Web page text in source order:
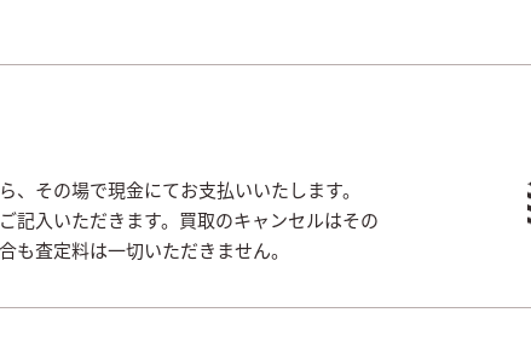
その場で現金にてお支払いいたします。
記入いただきます。買取のキャンセルはその
も査定料は一切いただきません。